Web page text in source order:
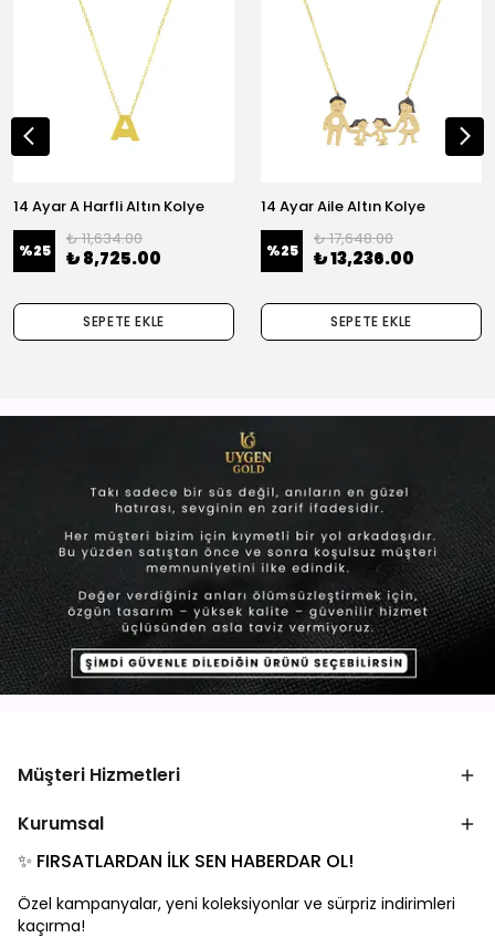
14 Ayar A Harfli Altın Kolye
%25
₺ 11,634.00
₺ 8,725.00
SEPETE EKLE
14 Ayar Aile Altın Kolye
%25
₺ 17,648.00
₺ 13,236.00
SEPETE EKLE
Müşteri Hizmetleri
Kurumsal
✨ FIRSATLARDAN İLK SEN HABERDAR OL!
Özel kampanyalar, yeni koleksiyonlar ve sürpriz indirimleri
kaçırma!